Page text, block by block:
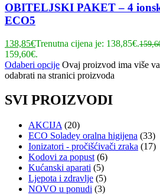
OBITELJSKI PAKET – 4
ECO5
138,85€Trenutna cijena je: 138,85€.
159,60€.
Odaberi opcije Ovaj proizvod ima više
odabrati na stranici proizvoda
SVI PROIZVODI
AKCIJA (20)
ECO Soladey oralna higijena (33)
Ionizatori - pročišćivači zraka (17)
Kodovi za popust (6)
Kućanski aparati (5)
Ljepota i zdravlje (5)
NOVO u ponudi (3)